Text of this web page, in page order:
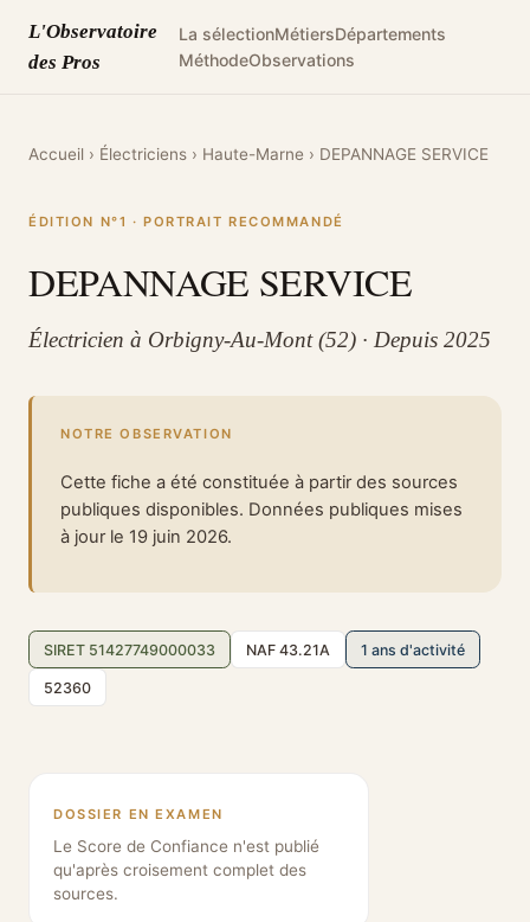
L'Observatoire
des Pros
La sélectionMétiersDépartements
MéthodeObservations
Accueil › Électriciens › Haute-Marne › DEPANNAGE SERVICE
ÉDITION N°1 · PORTRAIT RECOMMANDÉ
DEPANNAGE SERVICE
Électricien à Orbigny-Au-Mont (52) · Depuis 2025
NOTRE OBSERVATION
Cette fiche a été constituée à partir des sources
publiques disponibles. Données publiques mises
à jour le 19 juin 2026.
SIRET 51427749000033 NAF 43.21A 1 ans d'activité
52360
DOSSIER EN EXAMEN
Le Score de Confiance n'est publié
qu'après croisement complet des
sources.